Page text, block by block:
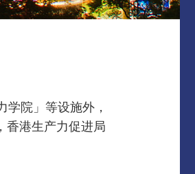
院」等设施外，
香港生产力促进局